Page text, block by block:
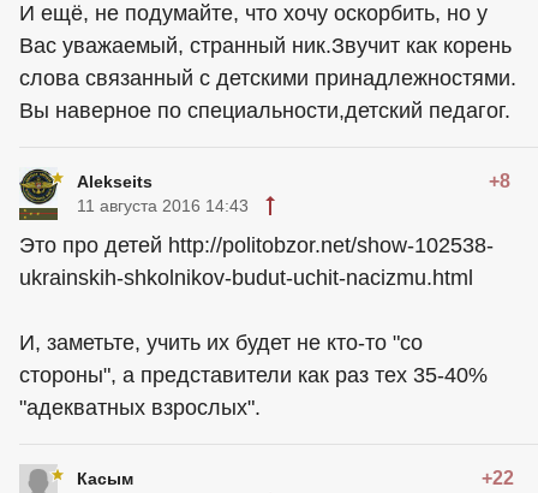
И ещё, не подумайте, что хочу оскорбить, но у
Вас уважаемый, странный ник.Звучит как корень
слова связанный с детскими принадлежностями.
Вы наверное по специальности,детский педагог.
Alekseits +8
11 августа 2016 14:43
Это про детей http://politobzor.net/show-102538-
ukrainskih-shkolnikov-budut-uchit-nacizmu.html
И, заметьте, учить их будет не кто-то "со
стороны", а представители как раз тех 35-40%
"адекватных взрослых".
Касым +22